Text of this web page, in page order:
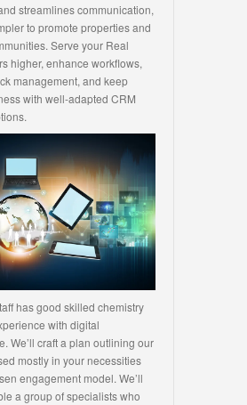
streamlines communication,
to promote properties and
Serve your Real
higher, enhance workflows,
management, and keep
with well-adapted CRM
has good skilled chemistry
with digital
We’ll craft a plan outlining our
mostly in your necessities
engagement model. We’ll
a group of specialists who